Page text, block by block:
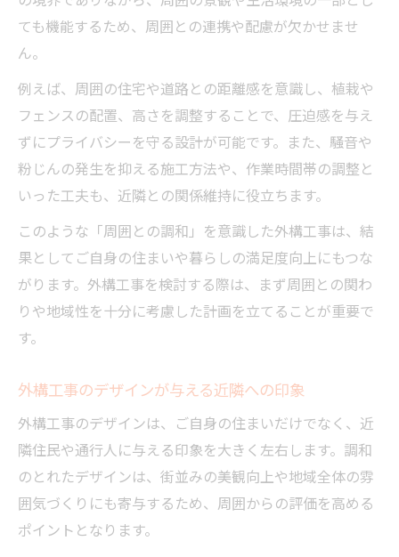
外構工事の境界確認で起こるトラブル防止
外構工事後に後悔しない設計ポイント
外構工事で周囲と揉めない注意点
外構工事の高さや見通し問題を回避する方
法
快適な暮らしを叶える外構工事の考え方
外構工事で暮らしやすさと調和を両立
外構工事の動線計画が快適さに直結する理
由
外構工事でプライバシーと景観を守る発想
方法
実例に学ぶ外構工事のトラブル防止策
外構工事の実例から学ぶトラブル対策法
外構工事の失敗例に学ぶ注意ポイント
ても機能するため、周囲との連携や配慮が欠かせませ
ん。
例えば、周囲の住宅や道路との距離感を意識し、植栽や
フェンスの配置、高さを調整することで、圧迫感を与え
ずにプライバシーを守る設計が可能です。また、騒音や
粉じんの発生を抑える施工方法や、作業時間帯の調整と
いった工夫も、近隣との関係維持に役立ちます。
このような「周囲との調和」を意識した外構工事は、結
果としてご自身の住まいや暮らしの満足度向上にもつな
がります。外構工事を検討する際は、まず周囲との関わ
りや地域性を十分に考慮した計画を立てることが重要で
す。
外構工事のデザインが与える近隣への印象
外構工事のデザインは、ご自身の住まいだけでなく、近
隣住民や通行人に与える印象を大きく左右します。調和
のとれたデザインは、街並みの美観向上や地域全体の雰
囲気づくりにも寄与するため、周囲からの評価を高める
ポイントとなります。